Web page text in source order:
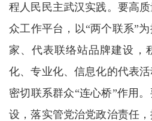
程人民民主武汉实践。要高
众工作平台，以“两个联系”
家、代表联络站品牌建设，
化、专业化、信息化的代表
密切联系群众“连心桥”作用
设，落实管党治党政治责任